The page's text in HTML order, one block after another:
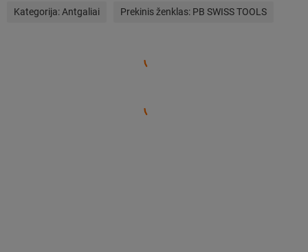
Kategorija:Antgaliai Prekinis ženklas: PB SWISS TOOLS